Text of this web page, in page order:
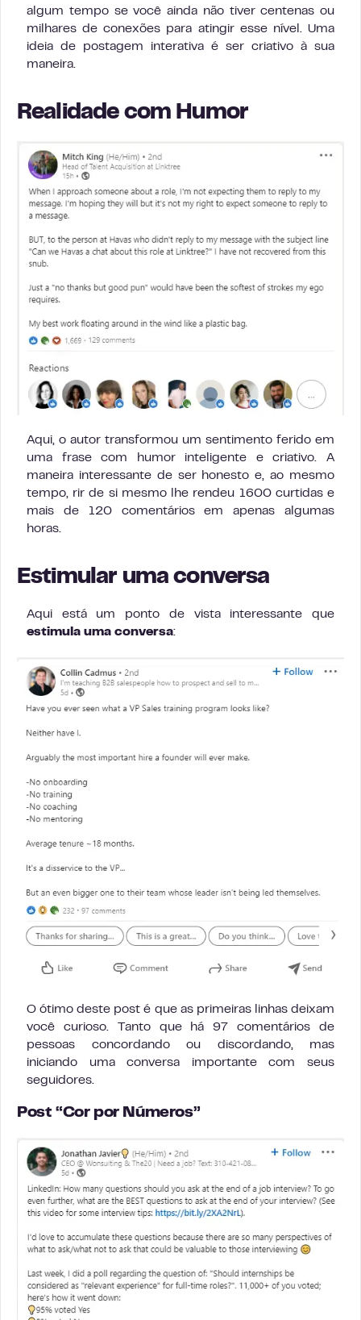
algum tempo se você ainda não tiver centenas ou
milhares de conexões para atingir esse nível. Uma
ideia de postagem interativa é ser criativo à sua
maneira.
Realidade com Humor
Aqui, o autor transformou um sentimento ferido em
uma frase com humor inteligente e criativo. A
maneira interessante de ser honesto e, ao mesmo
tempo, rir de si mesmo lhe rendeu 1600 curtidas e
mais de 120 comentários em apenas algumas
horas.
Estimular uma conversa
Aqui está um ponto de vista interessante que
estimula uma conversa:
O ótimo deste post é que as primeiras linhas deixam
você curioso. Tanto que há 97 comentários de
pessoas concordando ou discordando, mas
iniciando uma conversa importante com seus
seguidores.
Post “Cor por Números”